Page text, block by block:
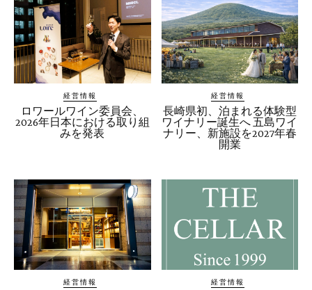
経営情報
ロワールワイン委員会、
2026年日本における取り組
みを発表
経営情報
長崎県初、泊まれる体験型
ワイナリー誕生へ 五島ワイ
ナリー、新施設を2027年春
開業
経営情報 経営情報